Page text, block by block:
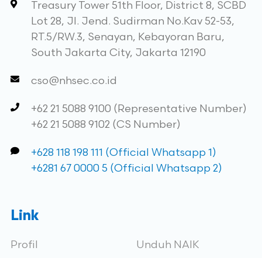
Treasury Tower 51th Floor, District 8, SCBD
Lot 28, Jl. Jend. Sudirman No.Kav 52-53,
RT.5/RW.3, Senayan, Kebayoran Baru,
South Jakarta City, Jakarta 12190
cso@nhsec.co.id
+62 21 5088 9100 (Representative Number)
+62 21 5088 9102 (CS Number)
+628 118 198 111 (Official Whatsapp 1)
+6281 67 0000 5 (Official Whatsapp 2)
Link
Profil
Unduh NAIK